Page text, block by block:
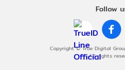
Follow
Copyright © True Digital
All rights